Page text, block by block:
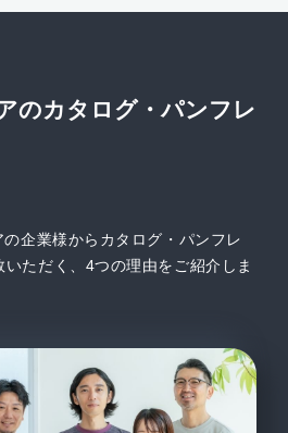
のカタログ・パンフレ
企業様からカタログ・パンフレ
ただく、4つの理由をご紹介しま